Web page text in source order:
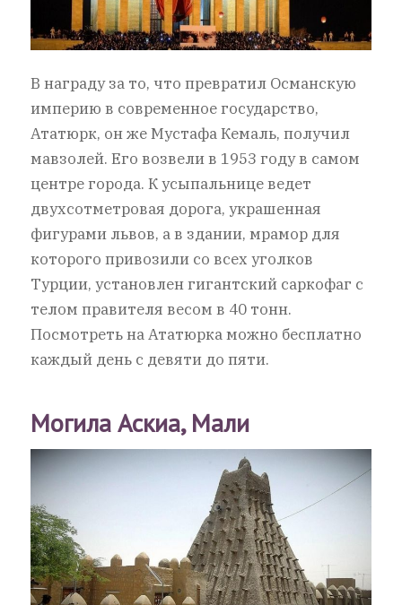
В награду за то, что превратил Османскую
империю в современное государство,
Ататюрк, он же Мустафа Кемаль, получил
мавзолей. Его возвели в 1953 году в самом
центре города. К усыпальнице ведет
двухсотметровая дорога, украшенная
фигурами львов, а в здании, мрамор для
которого привозили со всех уголков
Турции, установлен гигантский саркофаг с
телом правителя весом в 40 тонн.
Посмотреть на Ататюрка можно бесплатно
каждый день с девяти до пяти.
Могила Аскиа, Мали